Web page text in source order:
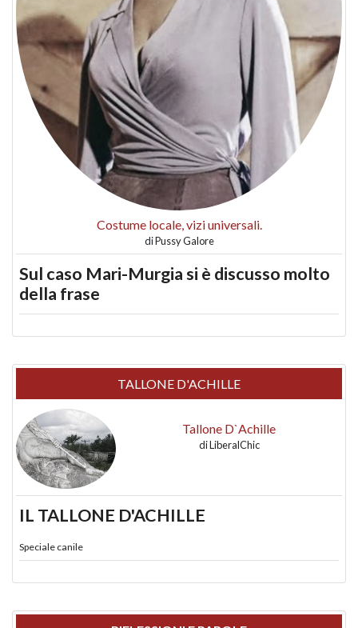
Costume locale, vizi universali.
diPussy Galore
Sul caso Mari-Murgia si è discusso molto
della frase
TALLONE D'ACHILLE
Tallone D`Achille
diLiberalChic
IL TALLONE D'ACHILLE
Speciale canile